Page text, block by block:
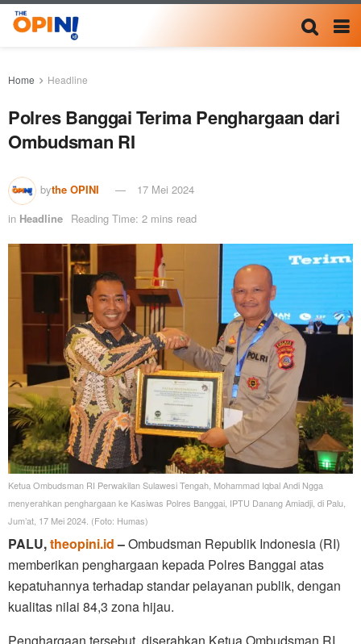
Home Headline
Polres Banggai Terima Penghargaan dari
Ombudsman RI
bythe OPINI
17 Mei 2024
in Headline Reading Time: 2 mins read
Ketua Ombudsman RI Perwakilan Sulawesi Tengah, Mohammad Iqbal Andi Ngga
menyerahkan penghargaan ke Kasiwas Polres Banggai, IPTU Danang Amiadji, di Palu,
Jum’at, 17 Mei 2024. (Foto: Humas)
PALU,theopini.id–Ombudsman Republik Indonesia (RI)
memberikan penghargaan kepada Polres Banggai atas
kepatuhannya terhadap standar pelayanan publik, dengan
kualitas nilai 84,3 zona hijau.